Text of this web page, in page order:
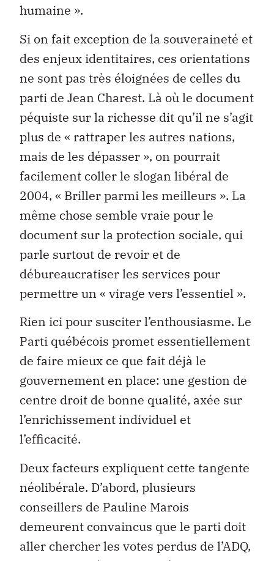
humaine ».
Si on fait exception de la souveraineté et
des enjeux identitaires, ces orientations
ne sont pas très éloignées de celles du
parti de Jean Charest. Là où le document
péquiste sur la richesse dit qu’il ne s’agit
plus de « rattraper les autres nations,
mais de les dépasser », on pourrait
facilement coller le slogan libéral de
2004, « Briller parmi les meilleurs ». La
même chose semble vraie pour le
document sur la protection sociale, qui
parle surtout de revoir et de
débureaucratiser les services pour
permettre un « virage vers l’essentiel ».
Rien ici pour susciter l’enthousiasme. Le
Parti québécois promet essentiellement
de faire mieux ce que fait déjà le
gouvernement en place: une gestion de
centre droit de bonne qualité, axée sur
l’enrichissement individuel et
l’efficacité.
Deux facteurs expliquent cette tangente
néolibérale. D’abord, plusieurs
conseillers de Pauline Marois
demeurent convaincus que le parti doit
aller chercher les votes perdus de l’ADQ,